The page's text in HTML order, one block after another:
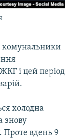
комунальники
і цей період
холодна
знову
Проте вдень 9